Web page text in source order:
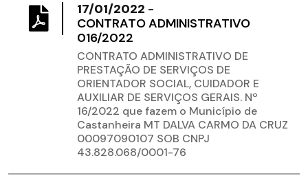
17/01/2022 -
CONTRATO ADMINISTRATIVO
016/2022
CONTRATO ADMINISTRATIVO DE
PRESTAÇÃO DE SERVIÇOS DE
ORIENTADOR SOCIAL, CUIDADOR E
AUXILIAR DE SERVIÇOS GERAIS. Nº
16/2022 que fazem o Município de
Castanheira MT DALVA CARMO DA CRUZ
00097090107 SOB CNPJ
43.828.068/0001-76